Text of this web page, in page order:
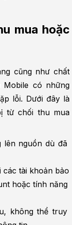
mua hoặc
cũng như chất
Mobile có những
lỗi. Dưới đây là
từ chối thu mua
lên nguồn dù đã
tài khoản bảo
hoặc tính năng
không thể truy